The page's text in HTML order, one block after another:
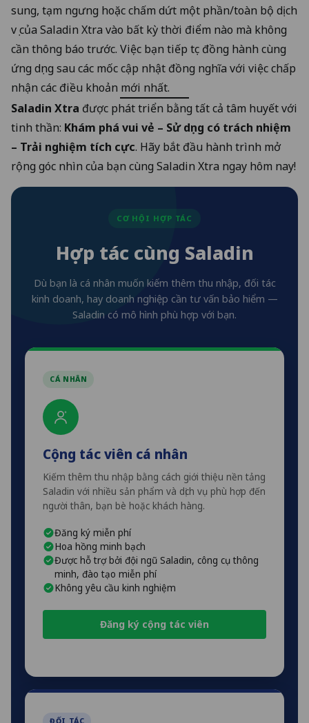
sung, tạm ngưng hoặc chấm dứt một phần/toàn bộ dịch
vụ của Saladin Xtra vào bất kỳ thời điểm nào mà không
cần thông báo trước. Việc bạn tiếp tục đồng hành cùng
ứng dụng sau các mốc cập nhật đồng nghĩa với việc chấp
nhận các điều khoản mới nhất.
Saladin Xtra được phát triển bằng tất cả tâm huyết với
tinh thần: Khám phá vui vẻ – Sử dụng có trách nhiệm
– Trải nghiệm tích cực. Hãy bắt đầu hành trình mở
rộng góc nhìn của bạn cùng Saladin Xtra ngay hôm nay!
CƠ HỘI HỢP TÁC
Hợp tác cùng Saladin
Dù bạn là cá nhân muốn kiếm thêm thu nhập, đối tác
kinh doanh, hay doanh nghiệp cần tư vấn bảo hiểm —
Saladin có mô hình phù hợp với bạn.
CÁ NHÂN
Cộng tác viên cá nhân
Kiếm thêm thu nhập bằng cách giới thiệu nền tảng
Saladin với nhiều sản phẩm và dịch vụ phù hợp đến
người thân, bạn bè hoặc khách hàng.
Đăng ký miễn phí
Hoa hồng minh bạch
Được hỗ trợ bởi đội ngũ Saladin, công cụ thông
minh, đào tạo miễn phí
Không yêu cầu kinh nghiệm
Đăng ký cộng tác viên
ĐỐI TÁC